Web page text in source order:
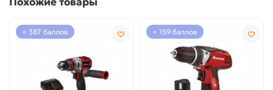
быстрозарядное устройство, а также фирменный кейс
+ 387 баллов + 159 баллов